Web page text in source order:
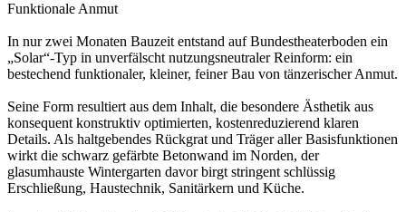
Funktionale Anmut
In nur zwei Monaten Bauzeit entstand auf Bundestheaterboden ein
„Solar“-Typ in unverfälscht nutzungsneutraler Reinform: ein
bestechend funktionaler, kleiner, feiner Bau von tänzerischer Anmut.
Seine Form resultiert aus dem Inhalt, die besondere Ästhetik aus
konsequent konstruktiv optimierten, kostenreduzierend klaren
Details. Als haltgebendes Rückgrat und Träger aller Basisfunktionen
wirkt die schwarz gefärbte Betonwand im Norden, der
glasumhauste Wintergarten davor birgt stringent schlüssig
Erschließung, Haustechnik, Sanitärkern und Küche.